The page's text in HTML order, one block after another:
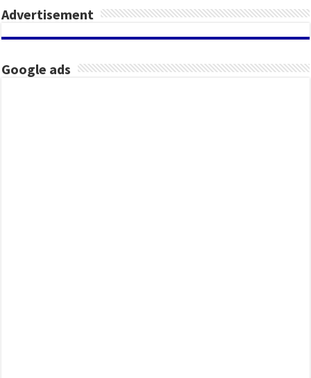
Advertisement
Google ads